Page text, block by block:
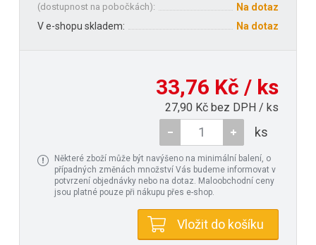
(dostupnost na pobočkách):
Na dotaz
V e-shopu skladem:
Na dotaz
33,76 Kč / ks
27,90 Kč bez DPH / ks
ks
Některé zboží může být navýšeno na minimální balení, o
případných změnách množství Vás budeme informovat v
potvrzení objednávky nebo na dotaz. Maloobchodní ceny
jsou platné pouze při nákupu přes e-shop.
Vložit do košíku